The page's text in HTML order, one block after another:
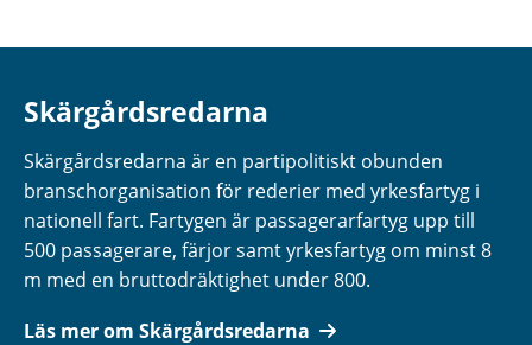
Skärgårdsredarna
Skärgårdsredarna är en partipolitiskt obunden
branschorganisation för rederier med yrkesfartyg i
nationell fart. Fartygen är passagerarfartyg upp till
500 passagerare, färjor samt yrkesfartyg om minst 8
m med en bruttodräktighet under 800.
Läs mer om Skärgårdsredarna